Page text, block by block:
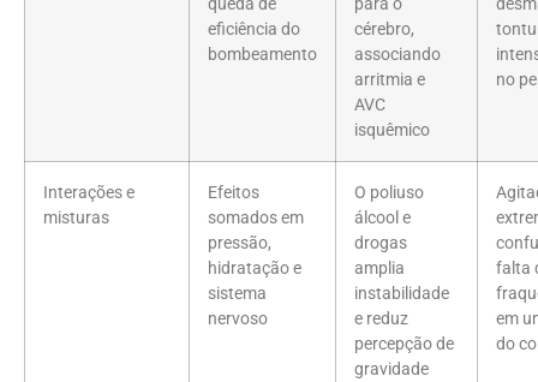
queda de
eficiência do
bombeamento
para o
cérebro,
associando
arritmia e
AVC
isquêmico
no
Interações e
misturas
Efeitos
somados em
pressão,
hidratação e
sistema
nervoso
O poliuso
álcool e
drogas
amplia
instabilidade
e reduz
percepção de
gravidade
falta
em
do